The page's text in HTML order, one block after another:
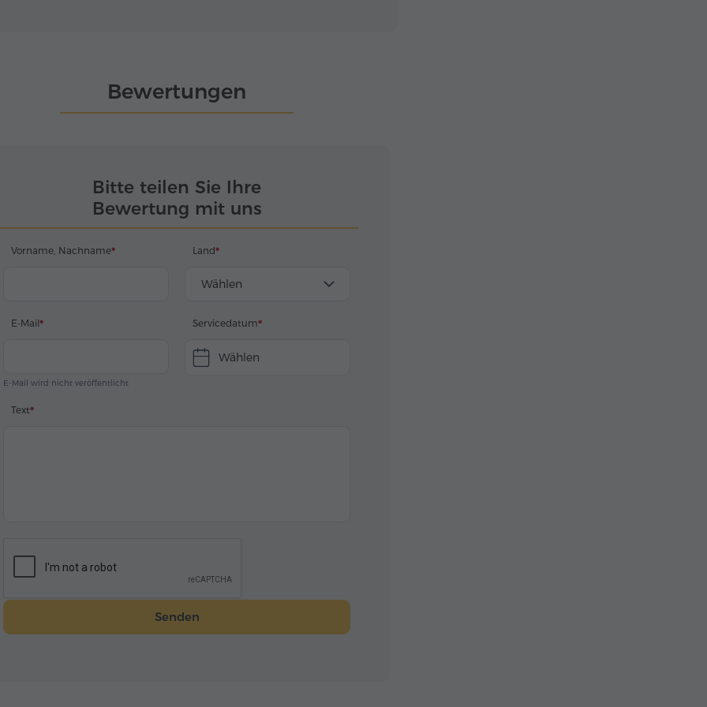
Bewertungen
Bitte teilen Sie Ihre
Bewertung mit uns
Vorname, Nachname Land
Wählen
E-Mail
E-Mail wird nicht veröffentlicht
Servicedatum
Wählen
Text
Senden